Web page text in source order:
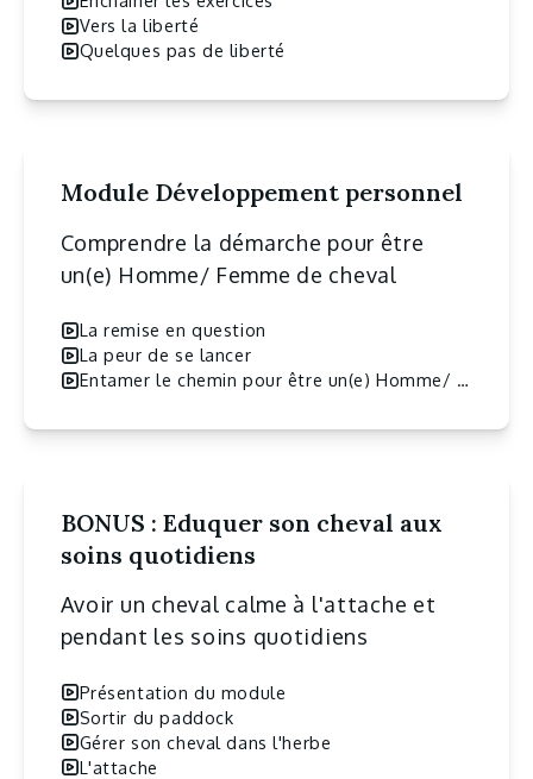
Vers la liberté
Quelques pas de liberté
Module Développement personnel
Comprendre la démarche pour être
un(e) Homme/ Femme de cheval
La remise en question
La peur de se lancer
Entamer le chemin pour être un(e) Homme/ Femme de Cheval
BONUS : Eduquer son cheval aux
soins quotidiens
Avoir un cheval calme à l'attache et
pendant les soins quotidiens
Présentation du module
Sortir du paddock
Gérer son cheval dans l'herbe
L'attache